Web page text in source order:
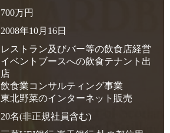
700万円
2008年10月16日
レストラン及びバー等の飲食店経営
イベントブースへの飲食テナント出
店
飲食業コンサルティング事業
東北野菜のインターネット販売
20名(非正規社員含む)